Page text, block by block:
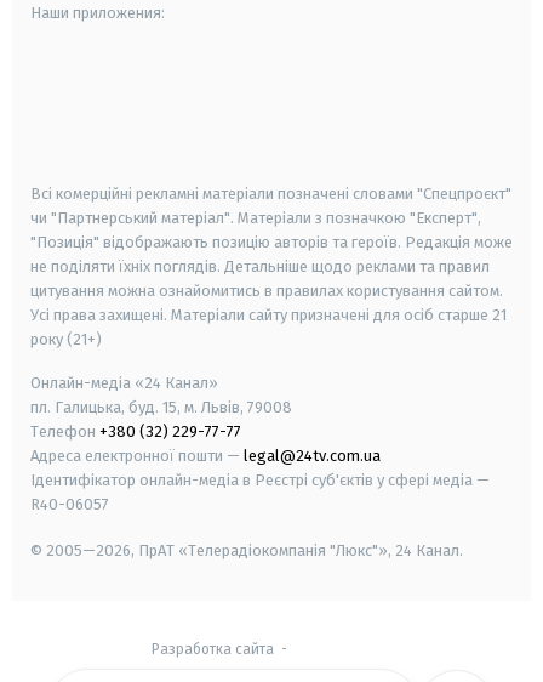
Наши приложения:
Всі комерційні рекламні матеріали позначені словами "Спецпроєкт"
чи "Партнерський матеріал". Матеріали з позначкою "Експерт",
"Позиція" відображають позицію авторів та героїв. Редакція може
не поділяти їхніх поглядів. Детальніше щодо реклами та правил
цитування можна ознайомитись в правилах користування сайтом.
Усі права захищені. Матеріали сайту призначені для осіб старше 21
року (21+)
Онлайн-медіа «24 Канал»
пл. Галицька, буд. 15, м. Львів, 79008
Телефон +380 (32) 229-77-77
Адреса електронної пошти — legal@24tv.com.ua
Ідентифікатор онлайн-медіа в Реєстрі суб'єктів у сфері медіа —
R40-06057
© 2005—2026, ПрАТ «Телерадіокомпанія "Люкс"», 24 Канал.
Разработка сайта -